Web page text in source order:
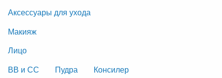
Аксессуары для ухода
Макияж
Лицо
ВВ и СС
Пудра
Консилер